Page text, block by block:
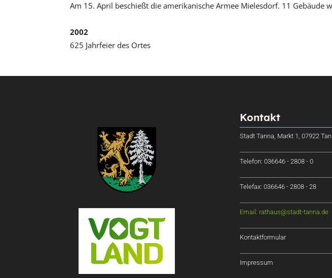
Am 15. April beschießt die amerikanische Armee Mielesdorf. 11 Gebäude
2002
625 Jahrfeier des Ortes
Kontakt
Stadt Tanna, Markt 1, 07922
Telefon: 036646 - 2808 - 0
Telefax: 036646 - 2808 - 28
Email: rathaus@stadt-tanna.de
Kontaktformular
Impressum